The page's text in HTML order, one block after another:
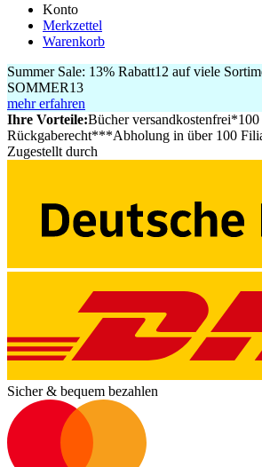
Konto
Merkzettel
Warenkorb
Summer Sale: 13% Rabatt12 auf viele
SOMMER13
mehr erfahren
Ihre Vorteile:Bücher versandkostenfrei*100
Rückgaberecht***Abholung in über 100
Zugestellt durch
Sicher & bequem bezahlen